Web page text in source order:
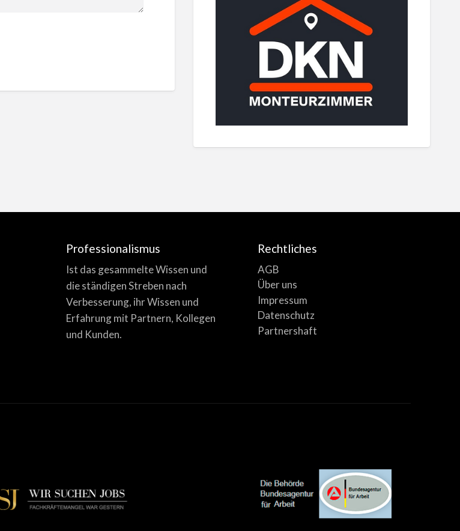
Professionalismus
Ist das gesammelte Wissen und
die ständigen Streben nach
Verbesserung, ihr Wissen und
Erfahrung mit Partnern, Kollegen
und Kunden.
Rechtliches
AGB
Über uns
Impressum
Datenschutz
Partnershaft